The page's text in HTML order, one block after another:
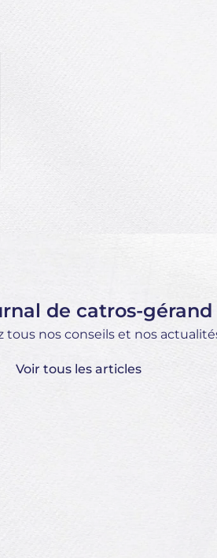
de catros-gérand
tous nos conseils et nos
Voir tous les articles